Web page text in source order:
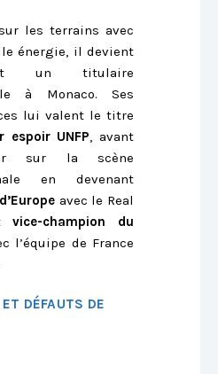
DÉFAUTS DE
les terrains avec
énergie, il devient
un titulaire
à Monaco. Ses
lui valent le titre
espoir UNFP , avant
sur la scène
en devenant
avec le Real
vice-champion du
l’équipe de France